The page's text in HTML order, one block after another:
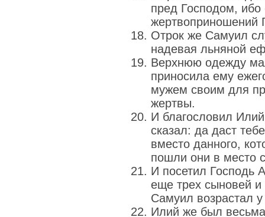
пред Господом,
жертвоприношений
Отрок же Самуил
надевая льняной
Верхнюю одежду
приносила ему
мужем своим для
жертвы.
И благословил
сказал: да даст
вместо данного,
пошли они в место
И посетил Господь
еще трех сыновей и
Самуил возрастал
Илий же был